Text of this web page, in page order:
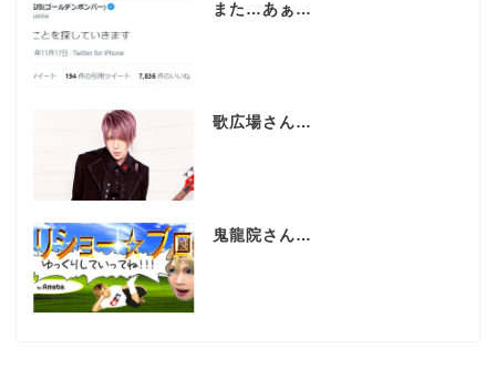
また…あぁ…
歌広場さん…
鬼龍院さん…